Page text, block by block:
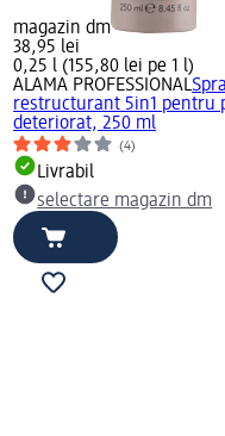
magazin dm
38,95 lei
0,25 l (155,80 lei pe 1 l)
ALAMA PROFESSIONAL
restructurant 5in1 pentru
deteriorat, 250 ml
(4)
Livrabil
selectare magazin dm